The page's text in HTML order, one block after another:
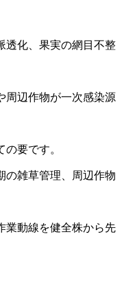
透化、果実の網目不整
周辺作物が一次感染源
要です。
の雑草管理、周辺作物
業動線を健全株から先